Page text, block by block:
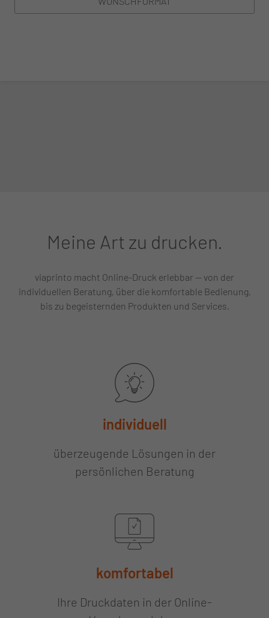
Meine Art zu drucken.
viaprinto macht Online-Druck erlebbar — von der
individuellen Beratung, über die komfortable Bedienung,
bis zu begeisternden Produkten und Services.
individuell
überzeugende Lösungen in der
persönlichen Beratung
komfortabel
Ihre Druckdaten in der Online-